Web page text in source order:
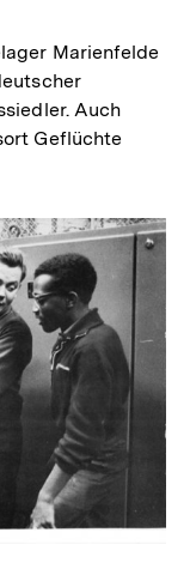
Marienfelde
Auch
Geflüchte